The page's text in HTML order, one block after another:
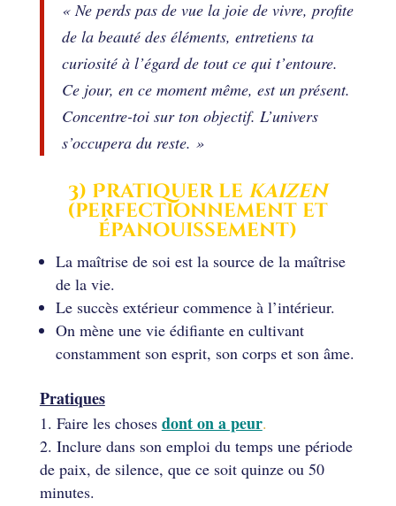
« Ne perds pas de vue la joie de vivre, profite
de la beauté des éléments, entretiens ta
curiosité à l’égard de tout ce qui t’entoure.
Ce jour, en ce moment même, est un présent.
Concentre-toi sur ton objectif. L’univers
s’occupera du reste. »
3) Pratiquer le kaizen
(perfectionnement et
épanouissement)
La maîtrise de soi est la source de la maîtrise
de la vie.
Le succès extérieur commence à l’intérieur.
On mène une vie édifiante en cultivant
constamment son esprit, son corps et son âme.
Pratiques
Faire les choses dont on a peur.
Inclure dans son emploi du temps une période
de paix, de silence, que ce soit quinze ou 50
minutes.